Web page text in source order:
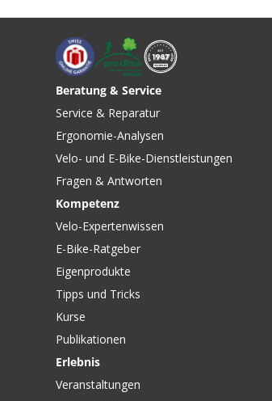
SNAP-IT STECKSCHLOSS für
RACKTIME Gepäckträger /
schwarz von RACKTIME
CHF 49.90
Gepäckträgerkorb, Snapit
2.0 / schwarz von RACKTIME
2.0 /
Beratung & Service
Service & Reparatur
Ergonomie-Analysen
Velo- und E-Bike-Dienstleistungen
Fragen & Antworten
Kompetenz
Velo-Expertenwissen
E-Bike-Ratgeber
Eigenprodukte
Tipps und Tricks
Kurse
Publikationen
Erlebnis
Veranstaltungen